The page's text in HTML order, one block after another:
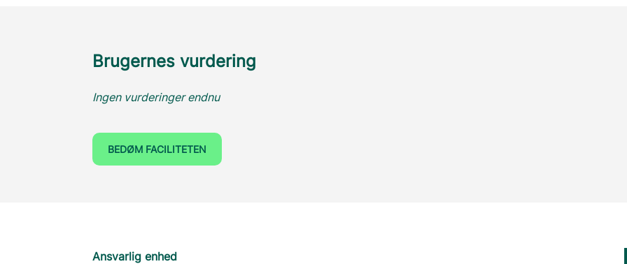
Brugernes vurdering
Ingen vurderinger endnu
BEDØM FACILITETEN
Ansvarlig enhed